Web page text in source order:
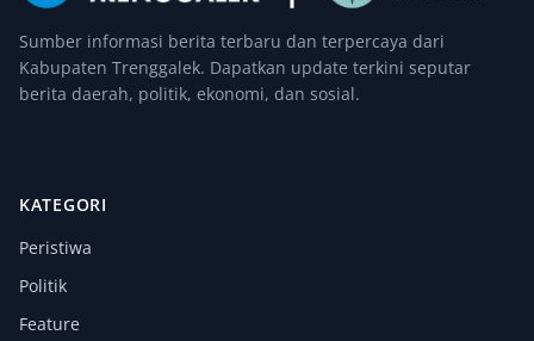
Sumber informasi berita terbaru dan terpercaya dari
Kabupaten Trenggalek. Dapatkan update terkini seputar
berita daerah, politik, ekonomi, dan sosial.
KATEGORI
Peristiwa
Politik
Feature